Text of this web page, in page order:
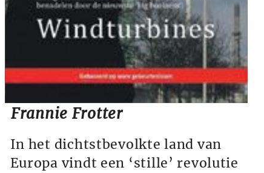
Frannie Frotter
In het dichtstbevolkte land van
Europa vindt een ‘stille’ revolutie